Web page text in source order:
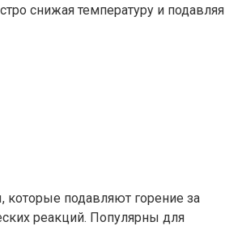
снижая температуру и подавляя
которые подавляют горение за
реакций. Популярны для